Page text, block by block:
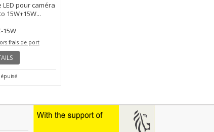
LED pour caméra
15W+15W...
15W
frais de port